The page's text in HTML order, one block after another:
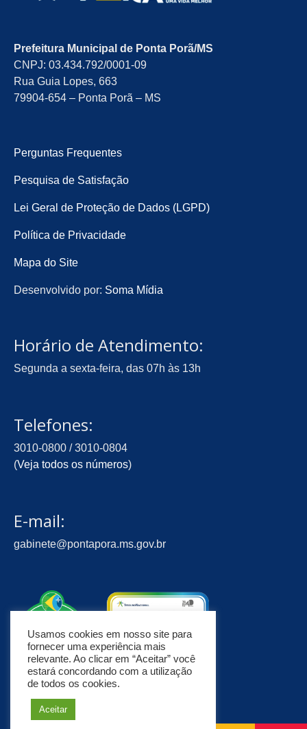
Prefeitura Municipal de Ponta Porã/MS
CNPJ: 03.434.792/0001-09
Rua Guia Lopes, 663
79904-654 – Ponta Porã – MS
Perguntas Frequentes
Pesquisa de Satisfação
Lei Geral de Proteção de Dados (LGPD)
Política de Privacidade
Mapa do Site
Desenvolvido por: Soma Mídia
Horário de Atendimento:
Segunda a sexta-feira, das 07h às 13h
Telefones:
3010-0800 / 3010-0804
(Veja todos os números)
E-mail:
gabinete@pontapora.ms.gov.br
Usamos cookies em nosso site para
fornecer uma experiência mais
relevante. Ao clicar em “Aceitar” você
estará concordando com a utilização
de todos os cookies.
Aceitar